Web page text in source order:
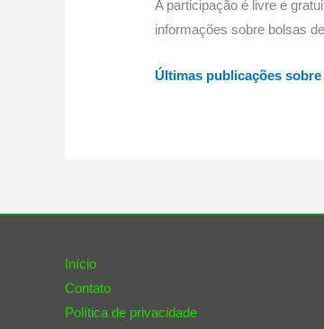
A participação é livre e
informações sobre bolsas
Últimas publicações
Início
Contato
Política de privacidade